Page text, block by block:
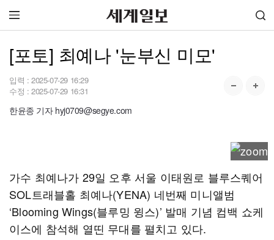
[포토] 최예나 '눈부신 미모'
입력 : 2025-07-29 16:29
수정 : 2025-07-29 16:31
한윤종 기자 hyj0709@segye.com
가수 최예나가 29일 오후 서울 이태원로 블루스퀘어
SOL트래블홀 최예나(YENA) 네번째 미니앨범
‘Blooming Wings(블루밍 윙스)’ 발매 기념 컴백 쇼케
이스에 참석해 열띤 무대를 펼치고 있다.